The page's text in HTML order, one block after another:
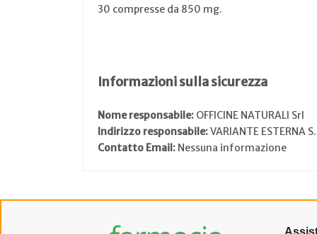
30 compresse da 850 mg.
Informazioni sulla sicurezza
Nome responsabile: OFFICINE NATURALI Srl
Indirizzo responsabile:VARIANTE ESTERNA
Contatto Email: Nessuna informazione